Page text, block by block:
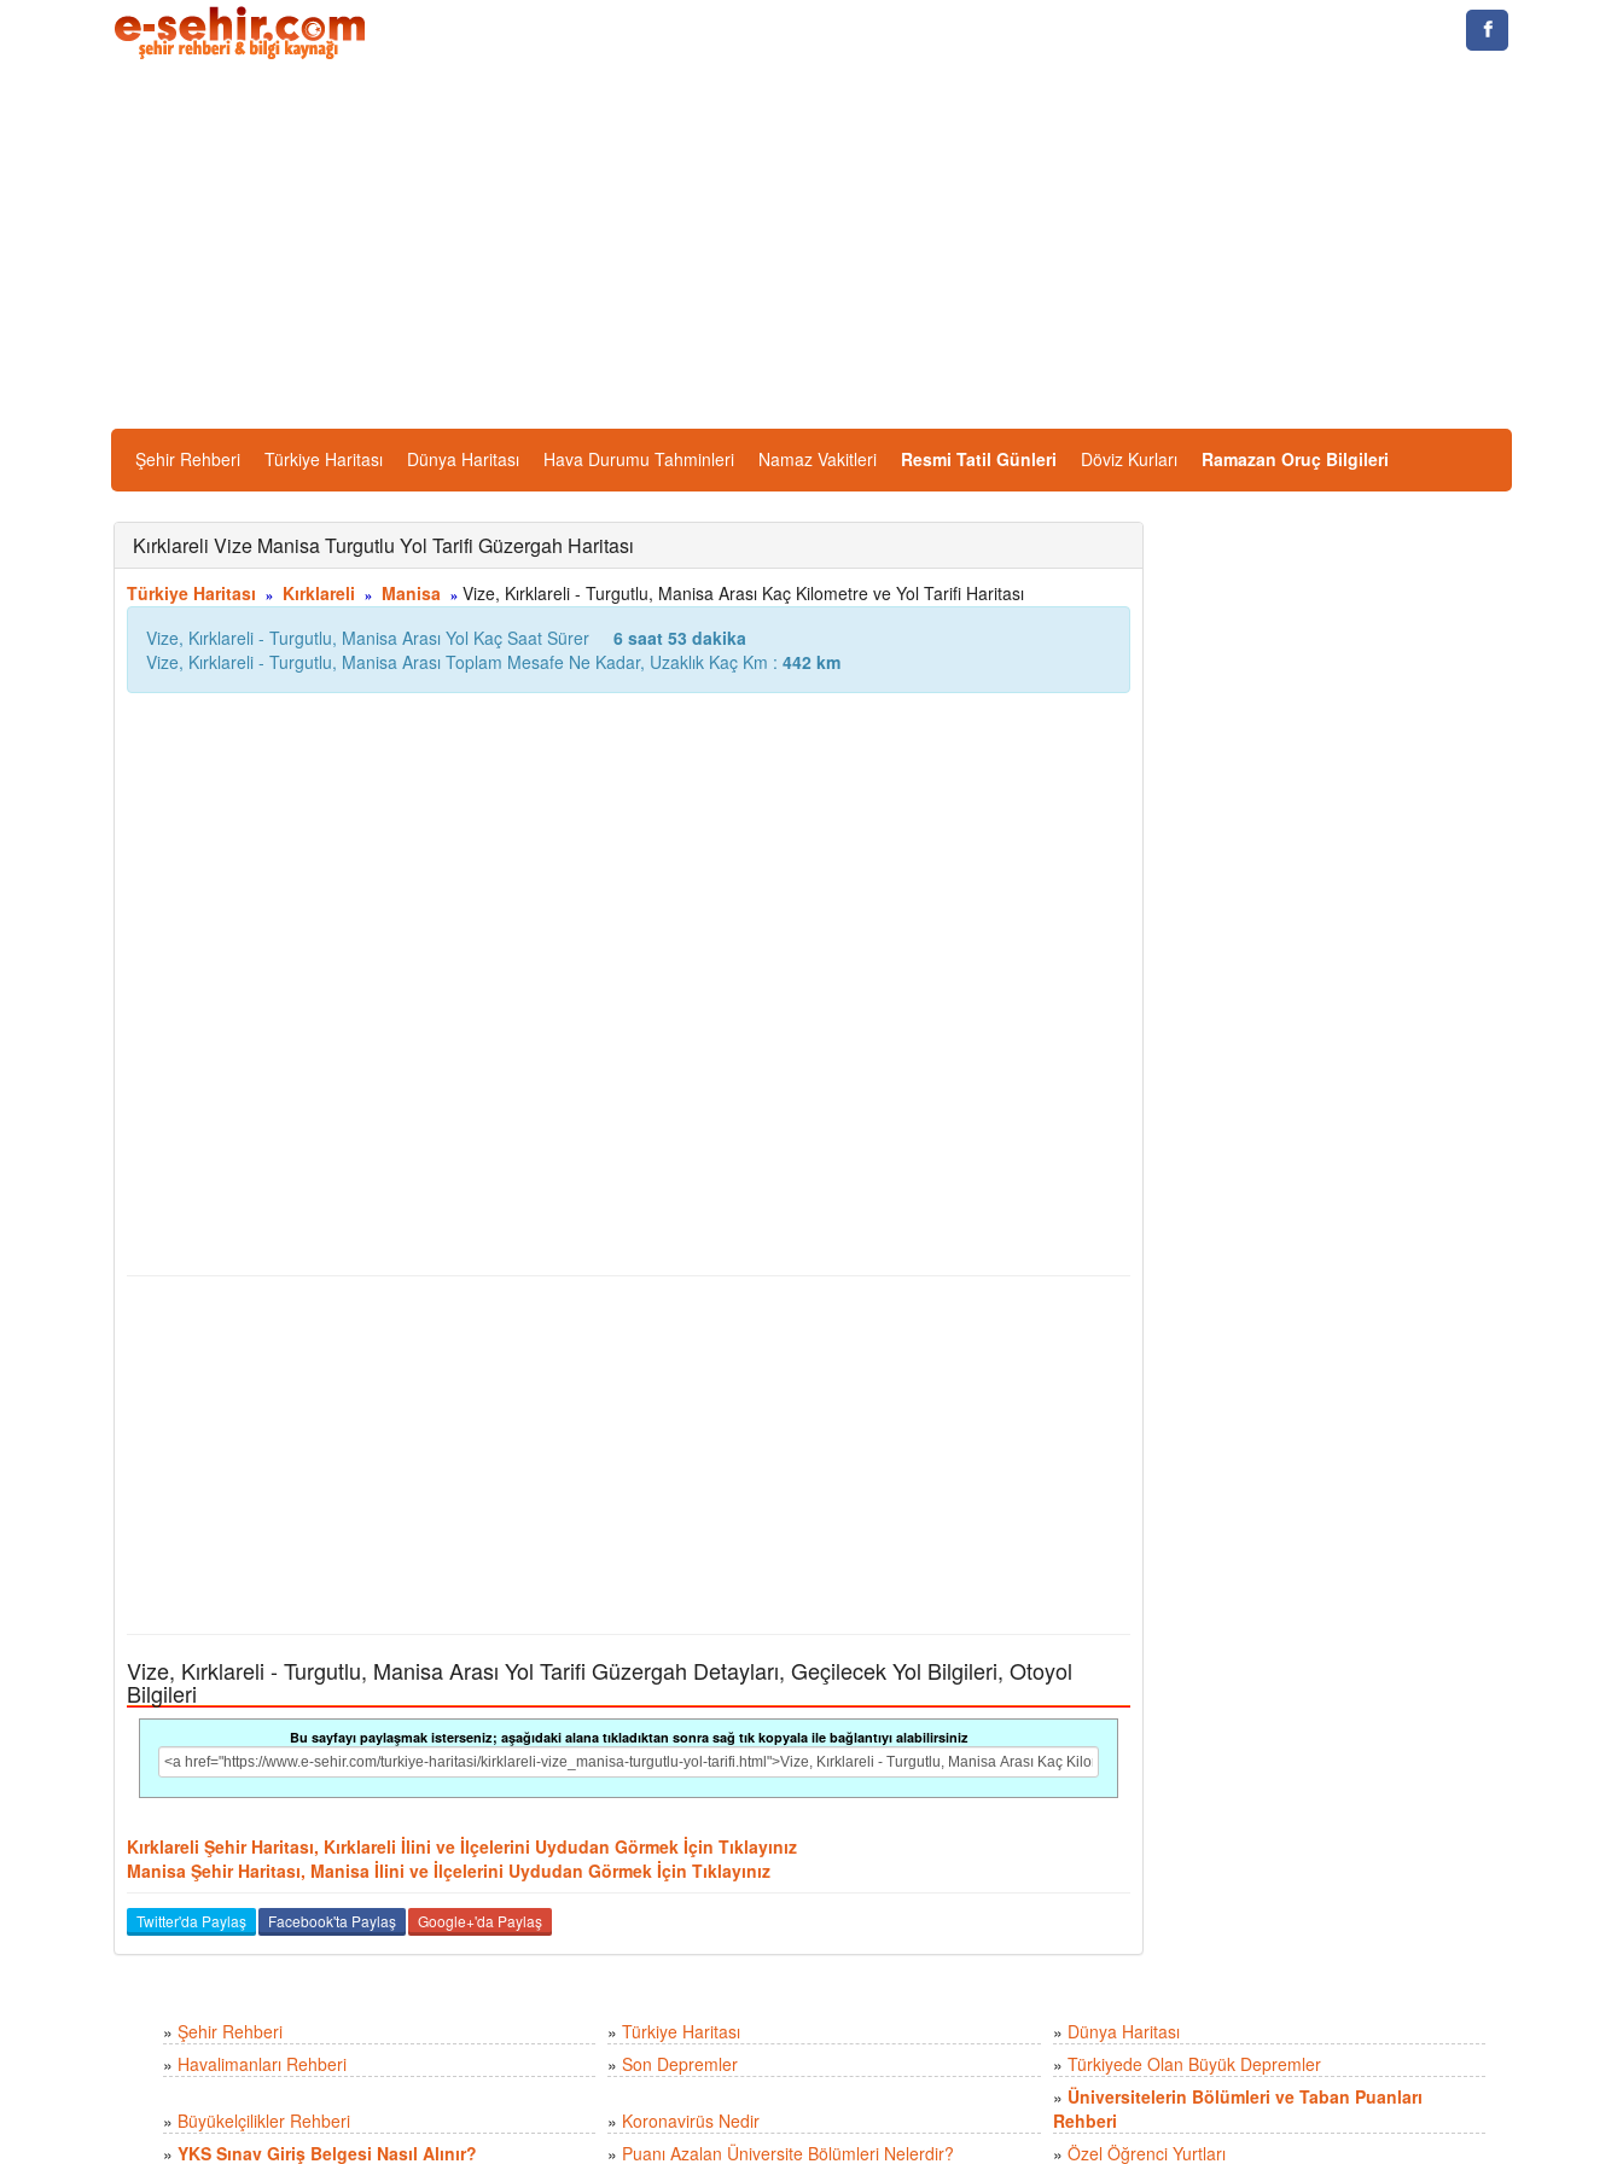
Şehir Rehberi Türkiye Haritası Dünya Haritası Hava Durumu Tahminleri Namaz Vakitleri Resmi Tatil Günleri Döviz Kurları Ramazan Oruç Bilgileri
Kırklareli Vize Manisa Turgutlu Yol Tarifi Güzergah Haritası
Türkiye Haritası » Kırklareli » Manisa » Vize, Kırklareli - Turgutlu, Manisa Arası Kaç Kilometre ve Yol Tarifi Haritası
Vize, Kırklareli - Turgutlu, Manisa Arası Yol Kaç Saat Sürer
6 saat 53 dakika
Vize, Kırklareli - Turgutlu, Manisa Arası Toplam Mesafe Ne Kadar, Uzaklık Kaç Km : 442 km
Vize, Kırklareli - Turgutlu, Manisa Arası Yol Tarifi Güzergah Detayları, Geçilecek Yol Bilgileri, Otoyol
Bilgileri
Bu sayfayı paylaşmak isterseniz; aşağıdaki alana tıkladıktan sonra sağ tık kopyala ile bağlantıyı alabilirsiniz
Kırklareli Şehir Haritası, Kırklareli İlini ve İlçelerini Uydudan Görmek İçin Tıklayınız
Manisa Şehir Haritası, Manisa İlini ve İlçelerini Uydudan Görmek İçin Tıklayınız
Twitter'da Paylaş Facebook'ta Paylaş Google+'da Paylaş
» Şehir Rehberi » Türkiye Haritası » Dünya Haritası
» Havalimanları Rehberi » Son Depremler » Türkiyede Olan Büyük Depremler
» Büyükelçilikler Rehberi » Koronavirüs Nedir
» Üniversitelerin Bölümleri ve Taban Puanları
Rehberi
» YKS Sınav Giriş Belgesi Nasıl Alınır? » Puanı Azalan Üniversite Bölümleri Nelerdir? » Özel Öğrenci Yurtları